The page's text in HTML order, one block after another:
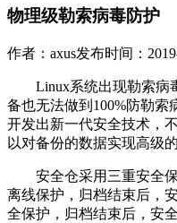
物理级勒索病毒防护
作者：axus发布时间：
Linux系统出现勒索病
备也无法做到100%防勒
开发出新一代安全技术，
以对备份的数据实现高级
安全仓采用三重安全
离线保护，归档结束后，
全保护，归档结束后，安